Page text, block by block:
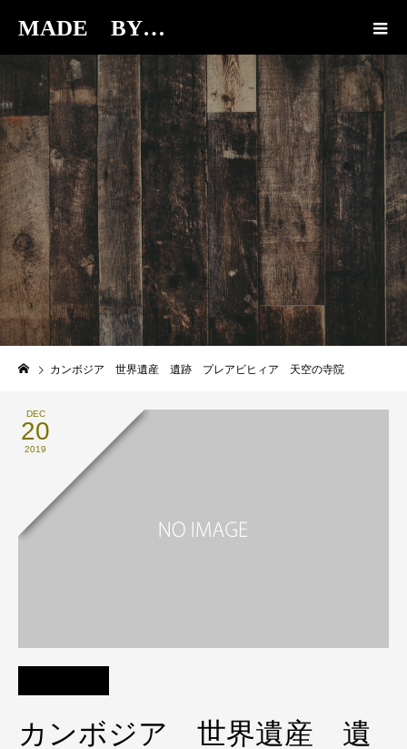
MADE BY…
BLOG
カンボジア 世界遺産 遺跡 プレアビヒィア 天空の寺院
DEC
20
2019
カンボジア 世界遺産 遺